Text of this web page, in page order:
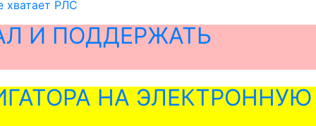
хватает РЛС
И ПОДДЕРЖАТЬ
НА ЭЛЕКТРОННУЮ